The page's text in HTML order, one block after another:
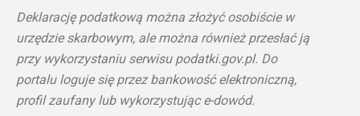
Deklarację podatkową można złożyć osobiście w
urzędzie skarbowym, ale można również przesłać ją
przy wykorzystaniu serwisu podatki.gov.pl. Do
portalu loguje się przez bankowość elektroniczną,
profil zaufany lub wykorzystując e-dowód.